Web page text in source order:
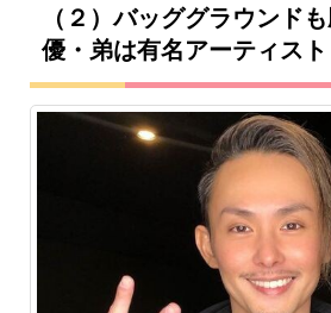
（２）バッググラウンド
優・弟は有名アーティスト